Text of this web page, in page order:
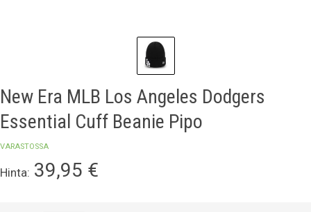
New Era MLB Los Angeles Dodgers
Essential Cuff Beanie Pipo
VARASTOSSA
Hinta: 39,95 €